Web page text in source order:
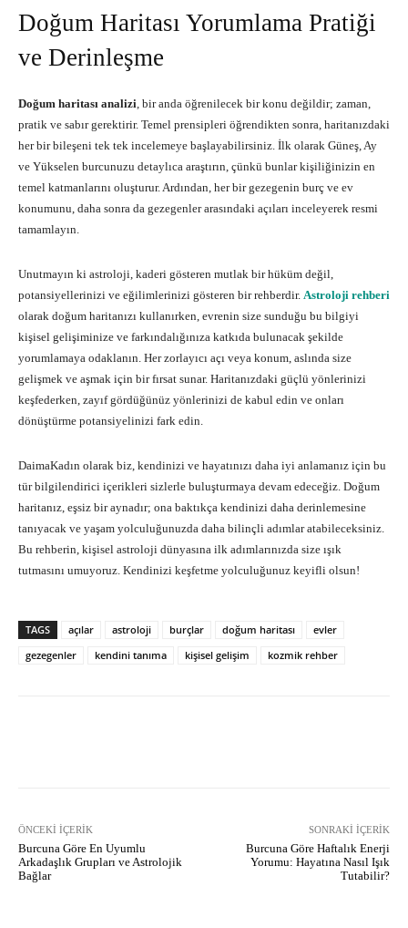
Doğum Haritası Yorumlama Pratiği
ve Derinleşme
Doğum haritası analizi, bir anda öğrenilecek bir konu değildir; zaman,
pratik ve sabır gerektirir. Temel prensipleri öğrendikten sonra, haritanızdaki
her bir bileşeni tek tek incelemeye başlayabilirsiniz. İlk olarak Güneş, Ay
ve Yükselen burcunuzu detaylıca araştırın, çünkü bunlar kişiliğinizin en
temel katmanlarını oluşturur. Ardından, her bir gezegenin burç ve ev
konumunu, daha sonra da gezegenler arasındaki açıları inceleyerek resmi
tamamlayın.
Unutmayın ki astroloji, kaderi gösteren mutlak bir hüküm değil,
potansiyellerinizi ve eğilimlerinizi gösteren bir rehberdir. Astroloji rehberi
olarak doğum haritanızı kullanırken, evrenin size sunduğu bu bilgiyi
kişisel gelişiminize ve farkındalığınıza katkıda bulunacak şekilde
yorumlamaya odaklanın. Her zorlayıcı açı veya konum, aslında size
gelişmek ve aşmak için bir fırsat sunar. Haritanızdaki güçlü yönlerinizi
keşfederken, zayıf gördüğünüz yönlerinizi de kabul edin ve onları
dönüştürme potansiyelinizi fark edin.
DaimaKadın olarak biz, kendinizi ve hayatınızı daha iyi anlamanız için bu
tür bilgilendirici içerikleri sizlerle buluşturmaya devam edeceğiz. Doğum
haritanız, eşsiz bir aynadır; ona baktıkça kendinizi daha derinlemesine
tanıyacak ve yaşam yolculuğunuzda daha bilinçli adımlar atabileceksiniz.
Bu rehberin, kişisel astroloji dünyasına ilk adımlarınızda size ışık
tutmasını umuyoruz. Kendinizi keşfetme yolculuğunuz keyifli olsun!
TAGS açılar astroloji burçlar doğum haritası
evler
gezegenler
kendini tanıma kişisel gelişim kozmik rehber
ÖNCEKI İÇERIK
Burcuna Göre En Uyumlu
Arkadaşlık Grupları ve Astrolojik
Bağlar
SONRAKI İÇERIK
Burcuna Göre Haftalık Enerji
Yorumu: Hayatına Nasıl Işık
Tutabilir?